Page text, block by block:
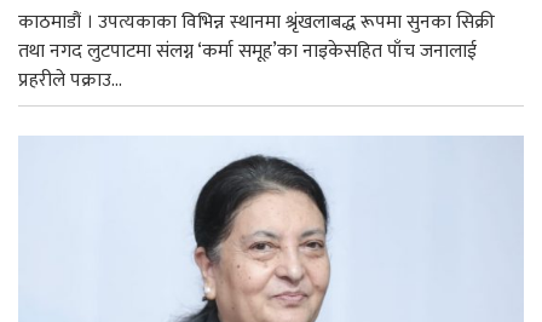
काठमाडौं । उपत्यकाका विभिन्न स्थानमा श्रृंखलाबद्ध रूपमा सुनका सिक्री
तथा नगद लुटपाटमा संलग्न ‘कर्मा समूह’का नाइकेसहित पाँच जनालाई
प्रहरीले पक्राउ...